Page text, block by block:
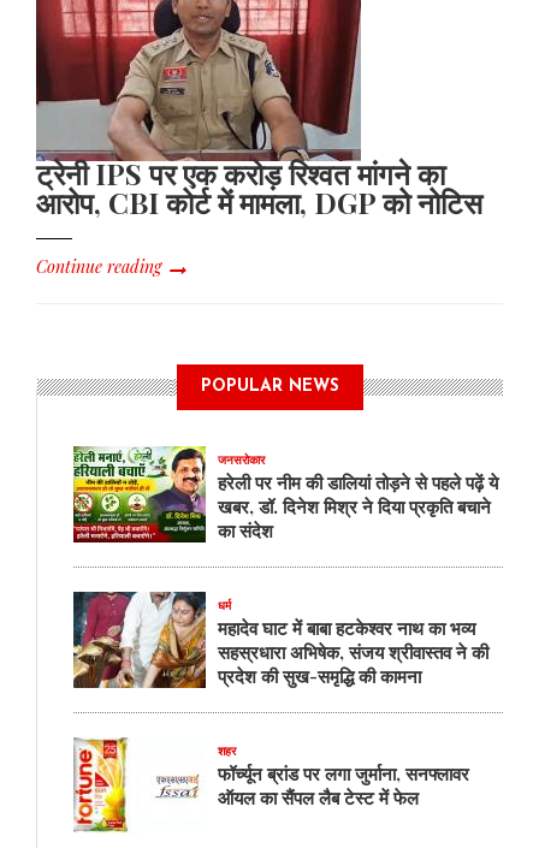
ट्रेनी IPS पर एक करोड़ रिश्वत मांगने का
आरोप, CBI कोर्ट में मामला, DGP को नोटिस
Continue reading
POPULAR NEWS
जनसरोकार
हरेली पर नीम की डालियां तोड़ने से पहले पढ़ें ये
खबर, डॉ. दिनेश मिश्र ने दिया प्रकृति बचाने
का संदेश
धर्म
महादेव घाट में बाबा हटकेश्वर नाथ का भव्य
सहस्रधारा अभिषेक, संजय श्रीवास्तव ने की
प्रदेश की सुख-समृद्धि की कामना
शहर
फॉर्च्यून ब्रांड पर लगा जुर्माना, सनफ्लावर
ऑयल का सैंपल लैब टेस्ट में फेल